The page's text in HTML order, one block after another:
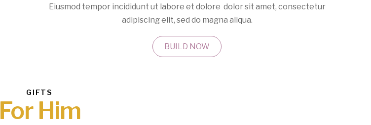
Eiusmod tempor incididunt ut labore et dolore dolor sit amet, consectetur
adipiscing elit, sed do magna aliqua.
BUILD NOW
GIFTS
For Him